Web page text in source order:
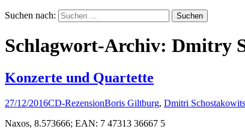
Suchen nach:
Schlagwort-Archiv: Dmitry
Konzerte und Quartette
27/12/2016CD-RezensionBoris Giltburg, Dmitri
Naxos, 8.573666; EAN: 7 47313 36667 5